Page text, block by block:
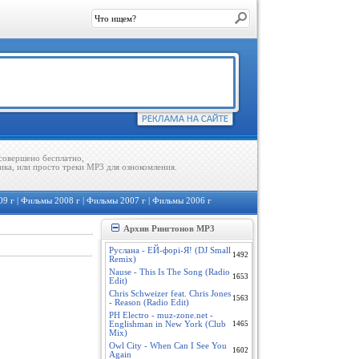
бесплатно,
или просто треки MP3 для ознокомления.
г Фильмы 2008 г Фильмы 2007 г Фильмы 2006 г
Архив Рингтонов MP3
Руслана - ЕЙ-форі-Я! (DJ Small
Remix)
1492
Nause - This Is The Song (Radio
Edit)
1653
Chris Schweizer feat. Chris Jones
- Reason (Radio Edit)
1563
PH Electro - muz-zone.net -
Englishman in New York (Club
Mix)
1465
Owl City - When Can I See You
Again
1602